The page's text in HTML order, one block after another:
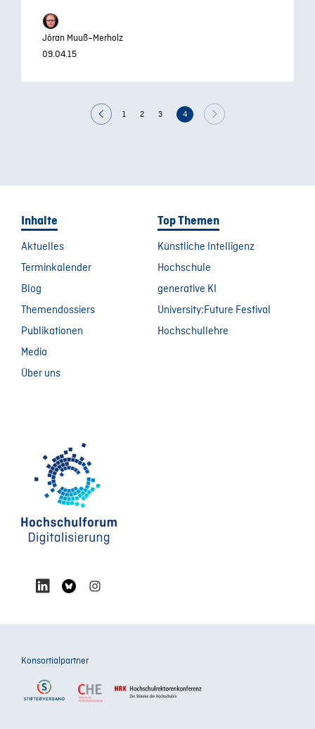
Jöran Muuß–Merholz
09.04.15
1 2 3 4
Inhalte
Aktuelles
Terminkalender
Blog
Themendossiers
Publikationen
Media
Über uns
Top Themen
Künstliche Intelligenz
Hochschule
generative KI
University:Future Festival
Hochschullehre
Konsortialpartner